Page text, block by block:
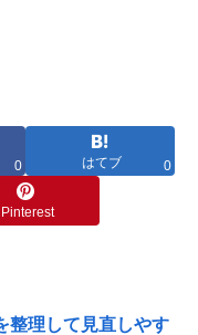
0 はてブ 0
Pinterest
整理して見直しやす